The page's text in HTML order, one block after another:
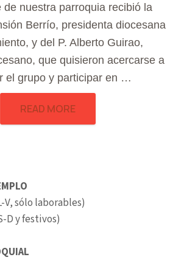
de nuestra parroquia recibió la
Berrío, presidenta diocesana
y del P. Alberto Guirao,
que quisieron acercarse a
el grupo y participar en …
READ MORE
V, sólo laborables)
D y festivos)